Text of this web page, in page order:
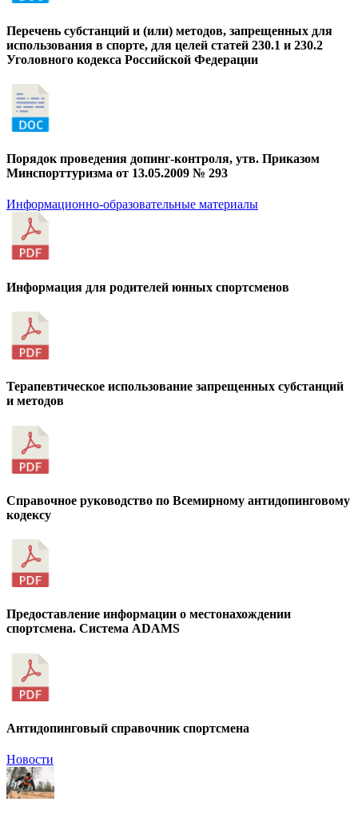
Перечень субстанций и (или) методов, запрещенных для
использования в спорте, для целей статей 230.1 и 230.2
Уголовного кодекса Российской Федерации
Порядок проведения допинг-контроля, утв. Приказом
Минспорттуризма от 13.05.2009 № 293
Информационно-образовательные материалы
Информация для родителей юнных спортсменов
Терапевтическое использование запрещенных субстанций
и методов
Справочное руководство по Всемирному антидопинговому
кодексу
Предоставление информации о местонахождении
спортсмена. Система ADAMS
Антидопинговый справочник спортсмена
Новости